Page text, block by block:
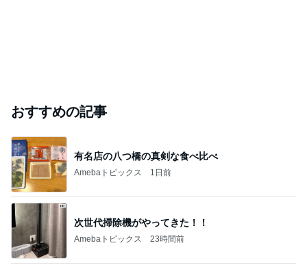
おすすめの記事
有名店の八つ橋の真剣な食べ比べ
Amebaトピックス 1日前
次世代掃除機がやってきた！！
Amebaトピックス 23時間前